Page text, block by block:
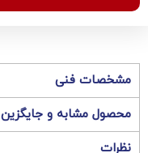
مشخصات فنی
محصول مشابه و جایگزین
نظرات